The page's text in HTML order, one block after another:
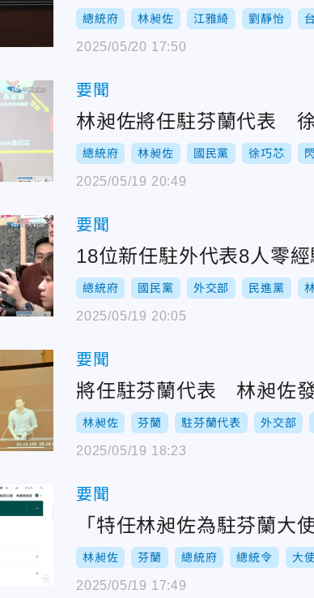
總統府 林昶佐 江雅綺 劉靜怡
2025/05/20 17:50
要聞
林昶佐將任駐芬蘭代表
總統府 林昶佐 國民黨 徐巧芯
2025/05/19 20:49
要聞
18位新任駐外代表8人零
總統府 國民黨 外交部 民進黨
2025/05/19 20:05
要聞
將任駐芬蘭代表 林昶佐
林昶佐 芬蘭 駐芬蘭代表 外交部
2025/05/19 18:23
要聞
「特任林昶佐為駐芬蘭
林昶佐 芬蘭 總統府 總統令 大
2025/05/19 17:49